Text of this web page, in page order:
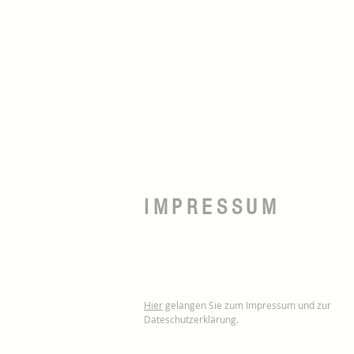
IMPRESSUM
Hier gelangen Sie zum Impressum und zur
Dateschutzerklärung.